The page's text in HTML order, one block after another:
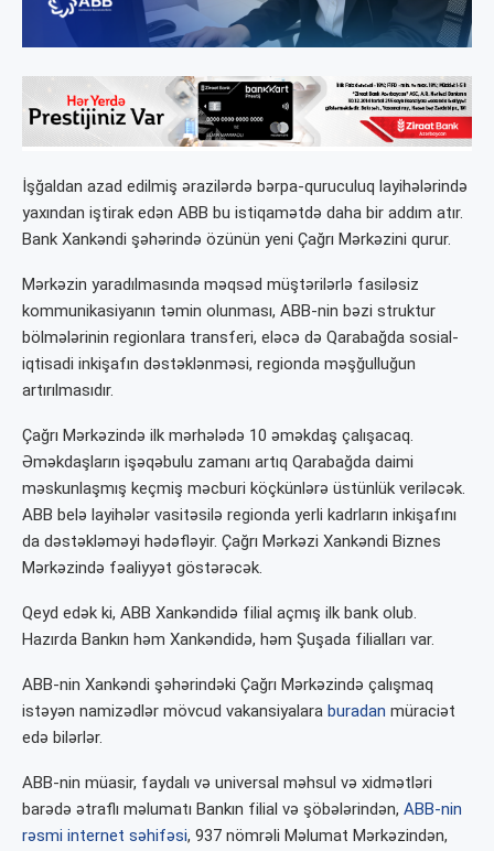
İşğaldan azad edilmiş ərazilərdə bərpa-quruculuq layihələrində
yaxından iştirak edən ABB bu istiqamətdə daha bir addım atır.
Bank Xankəndi şəhərində özünün yeni Çağrı Mərkəzini qurur.
Mərkəzin yaradılmasında məqsəd müştərilərlə fasiləsiz
kommunikasiyanın təmin olunması, ABB-nin bəzi struktur
bölmələrinin regionlara transferi, eləcə də Qarabağda sosial-
iqtisadi inkişafın dəstəklənməsi, regionda məşğulluğun
artırılmasıdır.
Çağrı Mərkəzində ilk mərhələdə 10 əməkdaş çalışacaq.
Əməkdaşların işəqəbulu zamanı artıq Qarabağda daimi
məskunlaşmış keçmiş məcburi köçkünlərə üstünlük veriləcək.
ABB belə layihələr vasitəsilə regionda yerli kadrların inkişafını
da dəstəkləməyi hədəfləyir. Çağrı Mərkəzi Xankəndi Biznes
Mərkəzində fəaliyyət göstərəcək.
Qeyd edək ki, ABB Xankəndidə filial açmış ilk bank olub.
Hazırda Bankın həm Xankəndidə, həm Şuşada filialları var.
ABB-nin Xankəndi şəhərindəki Çağrı Mərkəzində çalışmaq
istəyən namizədlər mövcud vakansiyalara buradan müraciət
edə bilərlər.
ABB-nin müasir, faydalı və universal məhsul və xidmətləri
barədə ətraflı məlumatı Bankın filial və şöbələrindən, ABB-nin
rəsmi internet səhifəsi, 937 nömrəli Məlumat Mərkəzindən,